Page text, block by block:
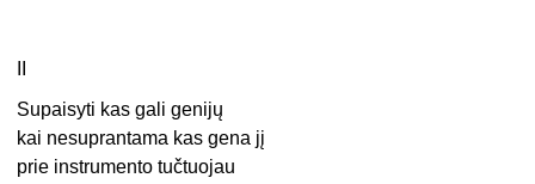
Supaisyti kas gali genijų
kai nesuprantama kas gena jį
prie instrumento tučtuojau